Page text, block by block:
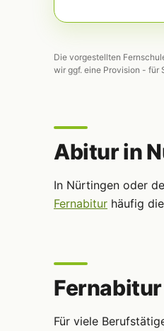
Die vorgestellten
wir ggf. eine Provision - für
Abitur in
In Nürtingen oder
Fernabitur häufig
Für viele